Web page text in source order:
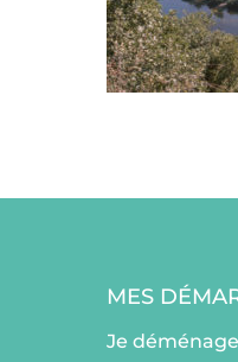
MES
Je